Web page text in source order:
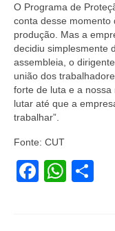
O Programa de
conta desse momento
produção. Mas a
decidiu simplesmente
assembleia, o
união dos
forte de luta e a nossa
lutar até que a
trabalhar”.
Fonte: CUT